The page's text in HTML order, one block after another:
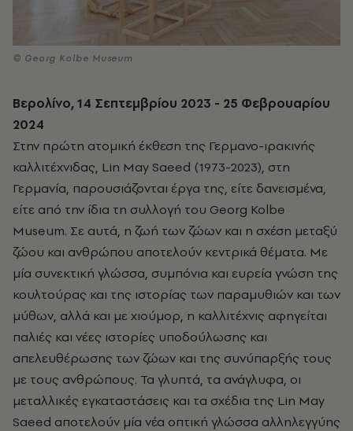
© Georg Kolbe Museum
Βερολίνο, 14 Σεπτεμβρίου 2023 - 25 Φεβρουαρίου
2024
Στην πρώτη ατομική έκθεση της Γερμανο-ιρακινής
καλλιτέχνιδας, Lin May Saeed (1973-2023), στη
Γερμανία, παρουσιάζονται έργα της, είτε δανεισμένα,
είτε από την ίδια τη συλλογή του Georg Kolbe
Museum. Σε αυτά, η ζωή των ζώων και η σχέση μεταξύ
ζώου και ανθρώπου αποτελούν κεντρικά θέματα. Με
μία συνεκτική γλώσσα, συμπόνια και ευρεία γνώση της
κουλτούρας και της ιστορίας των παραμυθιών και των
μύθων, αλλά και με χιούμορ, η καλλιτέχνις αφηγείται
παλιές και νέες ιστορίες υποδούλωσης και
απελευθέρωσης των ζώων και της συνύπαρξής τους
με τους ανθρώπους. Τα γλυπτά, τα ανάγλυφα, οι
μεταλλικές εγκαταστάσεις και τα σχέδια της Lin May
Saeed αποτελούν μία νέα οπτική γλώσσα αλληλεγγύης